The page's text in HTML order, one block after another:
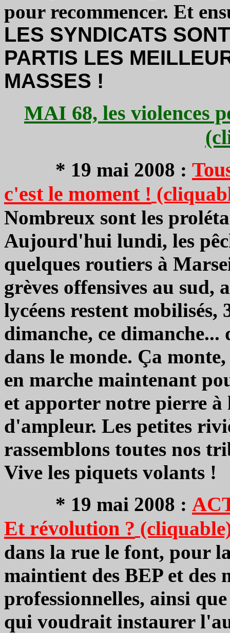
pour recommencer. Et
LES SYNDICATS
PARTIS LES
MASSES !
MAI 68, les violences
* 19 mai 2008 :
c'est le moment !
Nombreux sont les
Aujourd'hui lundi, les
quelques routiers à
grèves offensives au sud,
lycéens restent mobilisés,
dimanche, ce dimanche...
dans le monde. Ça
en marche maintenant
et apporter notre pierre
d'ampleur. Les petites
rassemblons toutes nos
Vive les piquets volants !
* 19 mai 2008 :
Et révolution ?
dans la rue le font, pour
maintient des BEP et des
professionnelles, ainsi
qui voudrait instaurer